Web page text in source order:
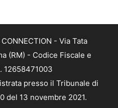
- Via Tata
(RM) - Codice Fiscale e
12658471003
presso il Tribunale di
del 13 novembre 2021.